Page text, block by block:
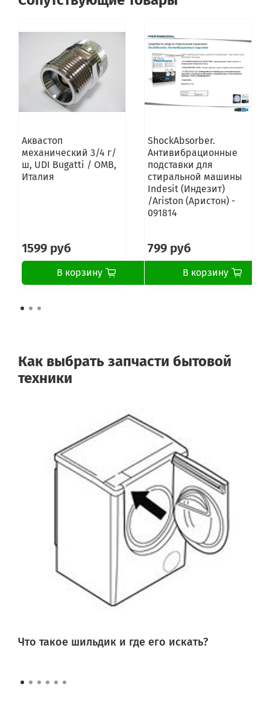
Аквастоп
механический 3/4 г/
ш, UDI Bugatti / OMB,
Италия
1599 руб
В корзину
ShockAbsorber.
Антивибрационные
подставки для
стиральной машины
Indesit (Индезит)
/Ariston (Аристон) -
091814
799 руб
В корзину
Как выбрать запчасти бытовой
техники
Что такое шильдик и где его искать?